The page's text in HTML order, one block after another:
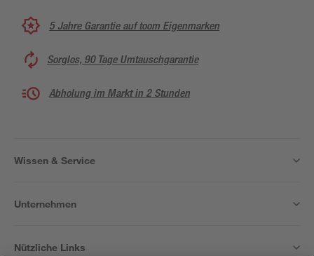
5 Jahre Garantie auf toom Eigenmarken
Sorglos, 90 Tage Umtauschgarantie
Abholung im Markt in 2 Stunden
Wissen & Service
Unternehmen
Nützliche Links